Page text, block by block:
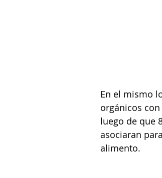
En el mismo
orgánicos
luego de que
asociaran
alimento.